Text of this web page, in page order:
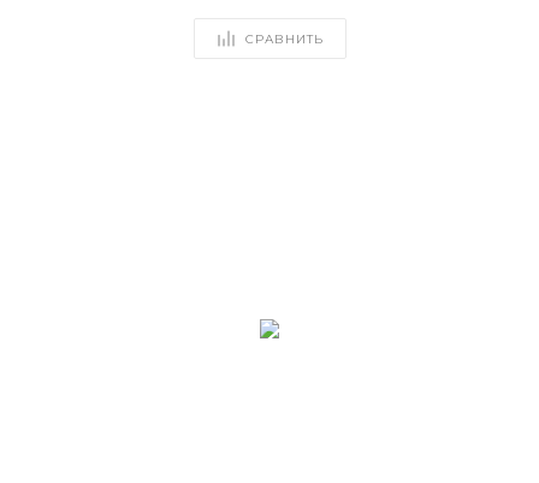
СРАВНИТЬ